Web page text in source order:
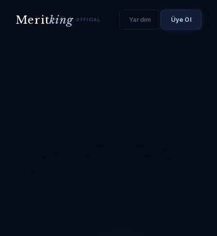
Meritking OFFICIAL Yardım Üye Ol